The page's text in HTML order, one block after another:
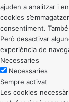
ajuden a analitzar i
cookies
consentiment.
Però desactivar
experiència de
Necessaries
Necessaries
Sempre activat
Les cookies